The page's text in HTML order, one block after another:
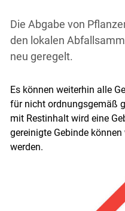
Die Abgabe von
den lokalen
neu geregelt.
Es können weiterhin alle
für nicht ordnungsgemäß
mit Restinhalt wird eine
gereinigte Gebinde
werden.